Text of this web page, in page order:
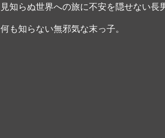
見知らぬ世界への旅に不安を隠せない長男
何も知らない無邪気な末っ子。